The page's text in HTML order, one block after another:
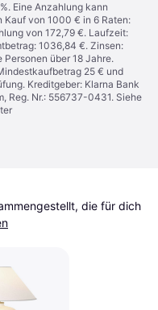
Eine Anzahlung kann
Kauf von 1000 € in 6 Raten:
von 172,79 €. Laufzeit:
1036,84 €. Zinsen:
über 18 Jahre.
25 € und
Kreditgeber: Klarna Bank
Reg. Nr.: 556737-0431. Siehe
die für dich